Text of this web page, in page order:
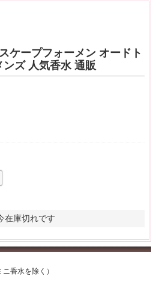
ケープフォーメン オードト
ズ 人気香水 通販
在庫切れです
ニ香水を除く）